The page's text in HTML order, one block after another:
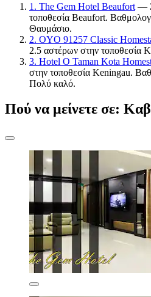
1. The Gem Hotel Beaufort —
τοποθεσία Beaufort.
Θαυμάσιο.
2. OYO 91257 Classic
2.5 αστέρων στην τοποθεσία
3. Hotel O Taman Kota
στην τοποθεσία Keningau.
Πολύ καλό.
Πού να μείνετε σε: